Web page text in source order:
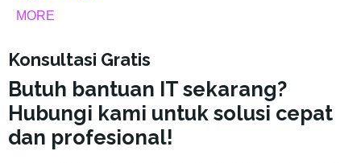
MORE
Konsultasi Gratis
Butuh bantuan IT sekarang?
Hubungi kami untuk solusi cepat
dan profesional!